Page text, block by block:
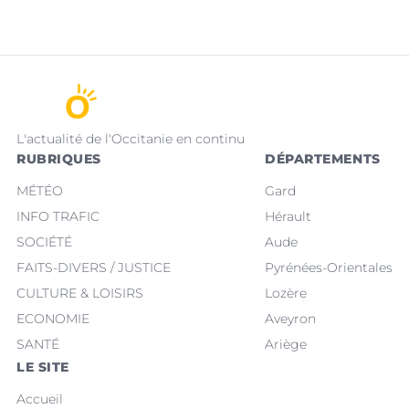
L'actualité de l'Occitanie en continu
RUBRIQUES
MÉTÉO
INFO TRAFIC
SOCIÉTÉ
FAITS-DIVERS / JUSTICE
CULTURE & LOISIRS
ECONOMIE
SANTÉ
DÉPARTEMENTS
Gard
Hérault
Aude
Pyrénées-Orientales
Lozère
Aveyron
Ariège
LE SITE
Accueil